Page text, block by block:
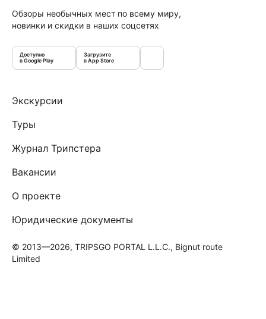
Обзоры необычных мест по всему миру,
новинки и скидки в наших соцсетях
Доступно
в Google Play
Загрузите
в App Store
Экскурсии
Туры
Журнал Трипстера
Вакансии
О проекте
Юридические документы
© 2013—2026, TRIPSGO PORTAL L.L.C., Bignut route
Limited